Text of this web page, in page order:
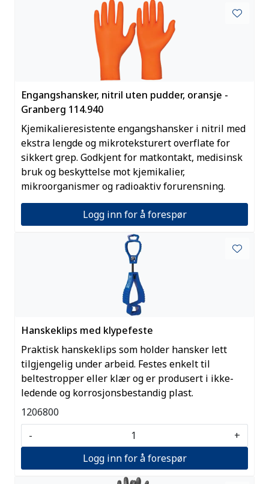
Engangshansker, nitril uten pudder, oransje -
Granberg 114.940
Kjemikalieresistente engangshansker i nitril med
ekstra lengde og mikroteksturert overflate for
sikkert grep. Godkjent for matkontakt, medisinsk
bruk og beskyttelse mot kjemikalier,
mikroorganismer og radioaktiv forurensning.
Logg inn for å forespør
Hanskeklips med klypefeste
Praktisk hanskeklips som holder hansker lett
tilgjengelig under arbeid. Festes enkelt til
beltestropper eller klær og er produsert i ikke-
ledende og korrosjonsbestandig plast.
1206800
-
+
Logg inn for å forespør